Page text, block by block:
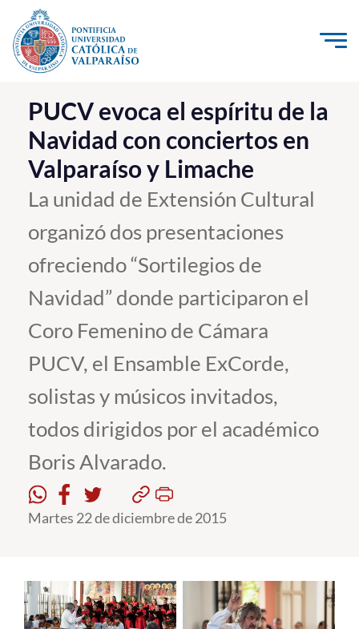
Click acá para ir directamente al contenido
La Universidad
Investigación, Creación e Innovación
PUCV Internacional
Vinculación con el Medio
Admisión
Estudiantes
Académicos
Funcionarios
Alumni
PUCV evoca el espíritu de la
Navidad con conciertos en
Valparaíso y Limache
La unidad de Extensión Cultural
organizó dos presentaciones
ofreciendo “Sortilegios de
Navidad” donde participaron el
Coro Femenino de Cámara
PUCV, el Ensamble ExCorde,
solistas y músicos invitados,
todos dirigidos por el académico
Boris Alvarado.
Martes 22 de diciembre de 2015